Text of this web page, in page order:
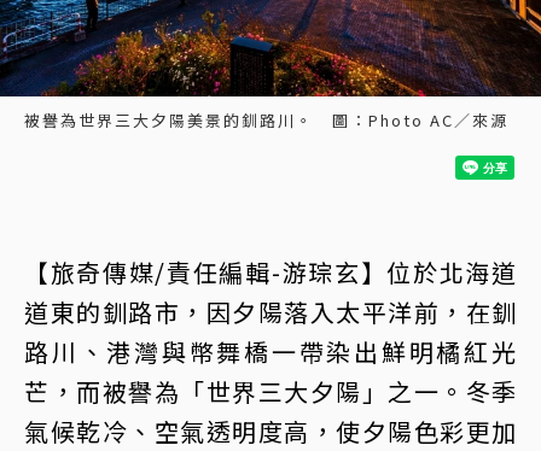
被譽為世界三大夕陽美景的釧路川。 圖：Photo AC／來源
【旅奇傳媒/責任編輯-游琮玄】位於北海道
道東的釧路市，因夕陽落入太平洋前，在釧
路川、港灣與幣舞橋一帶染出鮮明橘紅光
芒，而被譽為「世界三大夕陽」之一。冬季
氣候乾冷、空氣透明度高，使夕陽色彩更加